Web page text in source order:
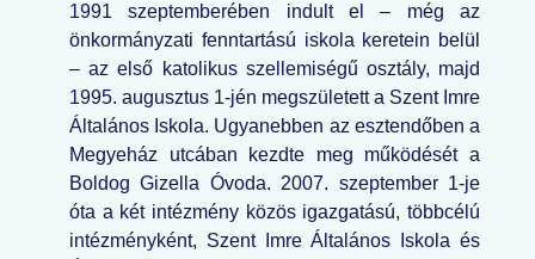
1991 szeptemberében indult el – még az
önkormányzati fenntartású iskola keretein belül
– az első katolikus szellemiségű osztály, majd
1995. augusztus 1-jén megszületett a Szent Imre
Általános Iskola. Ugyanebben az esztendőben a
Megyeház utcában kezdte meg működését a
Boldog Gizella Óvoda. 2007. szeptember 1-je
óta a két intézmény közös igazgatású, többcélú
intézményként, Szent Imre Általános Iskola és